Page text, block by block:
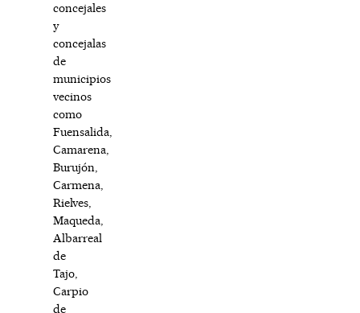
concejales
y
concejalas
de
municipios
vecinos
como
Fuensalida,
Camarena,
Burujón,
Carmena,
Rielves,
Maqueda,
Albarreal
de
Tajo,
Carpio
de